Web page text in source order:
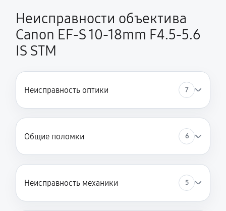
Неисправности объектива
Canon EF-S 10-18mm F4.5-5.6
IS STM
Неисправность оптики 7
Общие поломки 6
Неисправность механики 5